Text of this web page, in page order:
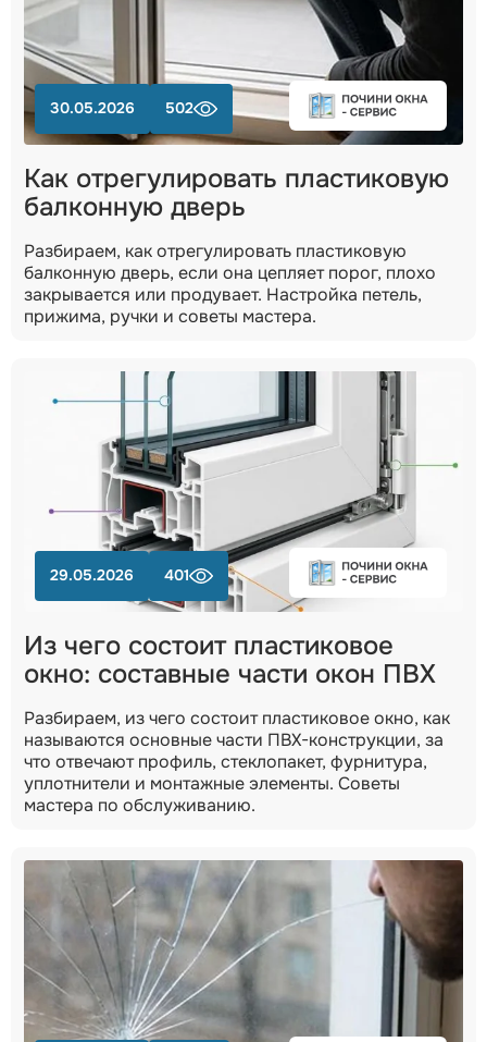
30.05.2026 502
Как отрегулировать пластиковую
балконную дверь
Разбираем, как отрегулировать пластиковую
балконную дверь, если она цепляет порог, плохо
закрывается или продувает. Настройка петель,
прижима, ручки и советы мастера.
29.05.2026 401
Из чего состоит пластиковое
окно: составные части окон ПВХ
Разбираем, из чего состоит пластиковое окно, как
называются основные части ПВХ-конструкции, за
что отвечают профиль, стеклопакет, фурнитура,
уплотнители и монтажные элементы. Советы
мастера по обслуживанию.